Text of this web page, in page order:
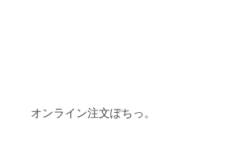
オンライン注文ぽちっ。